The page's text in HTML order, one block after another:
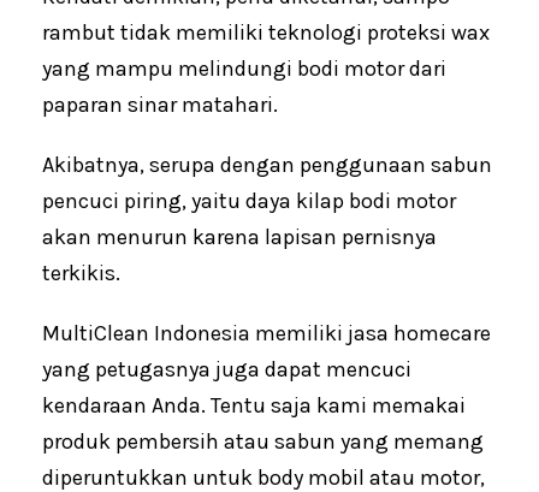
rambut tidak memiliki teknologi proteksi wax
yang mampu melindungi bodi motor dari
paparan sinar matahari.
Akibatnya, serupa dengan penggunaan sabun
pencuci piring, yaitu daya kilap bodi motor
akan menurun karena lapisan pernisnya
terkikis.
MultiClean Indonesia memiliki jasa homecare
yang petugasnya juga dapat mencuci
kendaraan Anda. Tentu saja kami memakai
produk pembersih atau sabun yang memang
diperuntukkan untuk body mobil atau motor,